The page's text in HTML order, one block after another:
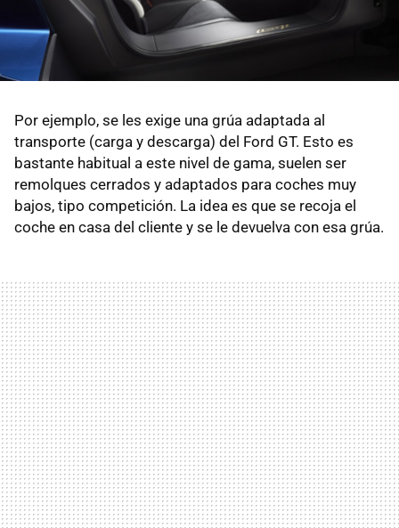
Por ejemplo, se les exige una grúa adaptada al
transporte (carga y descarga) del Ford GT. Esto es
bastante habitual a este nivel de gama, suelen ser
remolques cerrados y adaptados para coches muy
bajos, tipo competición. La idea es que se recoja el
coche en casa del cliente y se le devuelva con esa grúa.